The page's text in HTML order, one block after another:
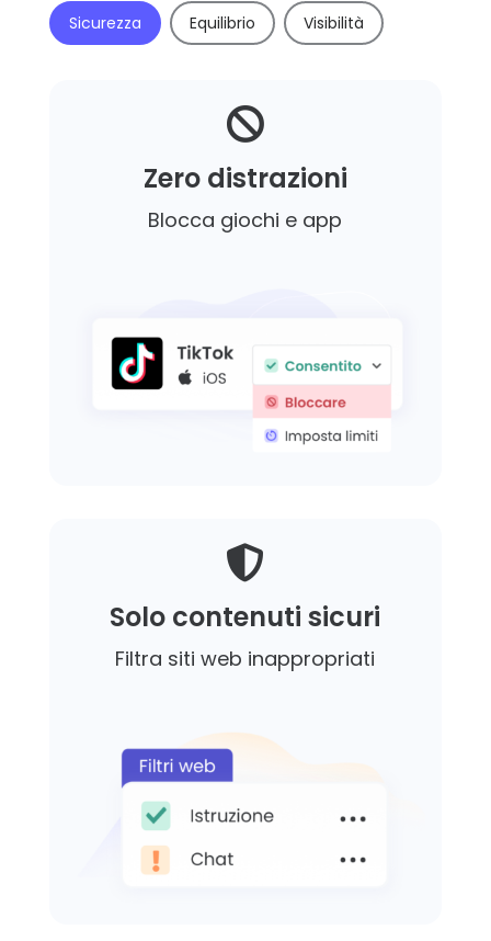
Sicurezza Equilibrio Visibilità

Zero distrazioni
Blocca giochi e app

Solo contenuti sicuri
Filtra siti web inappropriati